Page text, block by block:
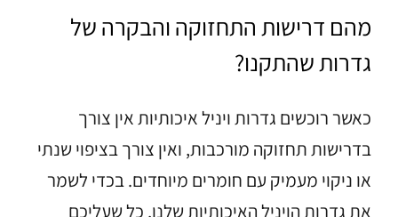
מהם דרישות התחזוקה והבקרה של
גדרות שהתקנו?
כאשר רוכשים גדרות ויניל איכותיות אין צורך
בדרישות תחזוקה מורכבות, ואין צורך בציפוי שנתי
או ניקוי מעמיק עם חומרים מיוחדים. בכדי לשמר
את גדרות הויניל האיכותיות שלנו, כל שעליכם